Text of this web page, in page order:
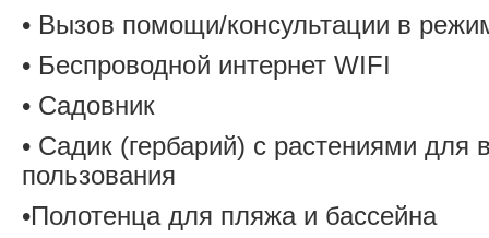
• Вызов помощи/консультации в
• Беспроводной интернет WIFI
• Садовник
• Садик (гербарий) с растениями для
пользования
•Полотенца для пляжа и бассейна